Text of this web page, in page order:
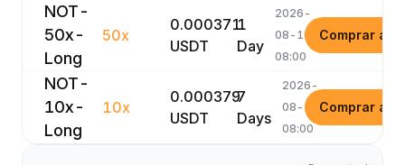
NOT-
50x-
Long
50x
0.000371
USDT
1
Day
2026-
08-10
08:00
Comprar
NOT-
10x-
Long
10x
0.000379
USDT
7
Days
2026-
08-16
08:00
Comprar